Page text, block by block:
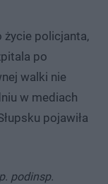
życie policjanta,
po
walki nie
w mediach
pojawiła
podinsp.